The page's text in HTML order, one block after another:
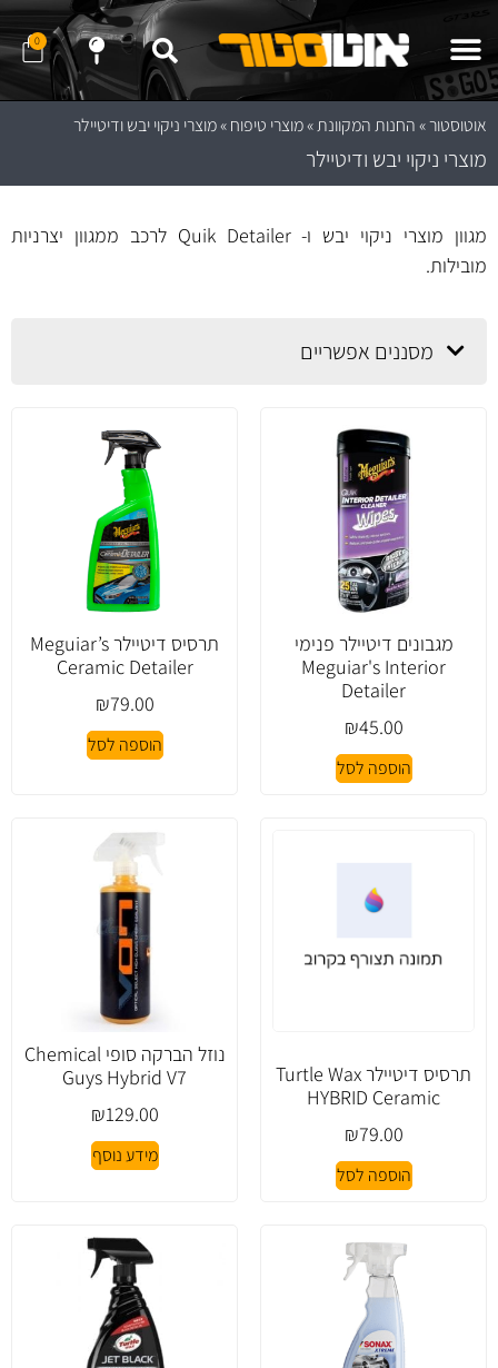
0
אוטוסטור»החנות המקוונת»מוצרי טיפוח»מוצרי ניקוי יבש ודיטיילר
מוצרי ניקוי יבש ודיטיילר
מגוון מוצרי ניקוי יבש ו- Quik Detailer לרכב ממגוון יצרניות
מובילות.
מסננים אפשריים
מגבונים דיטיילר פנימי
Meguiar's Interior
Detailer
₪45.00
הוספה לסל
תרסיס דיטיילר Meguiar’s
Ceramic Detailer
₪79.00
הוספה לסל
תרסיס דיטיילר Turtle Wax
HYBRID Ceramic
₪79.00
הוספה לסל
נוזל הברקה סופי Chemical
Guys Hybrid V7
₪129.00
מידע נוסף